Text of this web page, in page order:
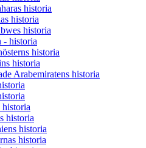
historia
historia
historia
- historia
historia
historia
Arabemiratens historia
historia
historia
historia
historia